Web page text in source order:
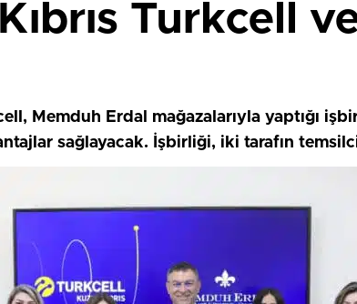
Turkcell
Memduh Erdal mağazalarıyla yaptığı
sağlayacak. İşbirliği, iki tarafın